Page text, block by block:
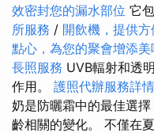
效密封您的漏水部位 它
所服務 / 開飲機，提供
點心，為您的聚會增添美
長照服務 UVB輻射和透
作用。 護照代辦服務詳
奶是防曬霜中的最佳選
齡相關的變化。 不僅在